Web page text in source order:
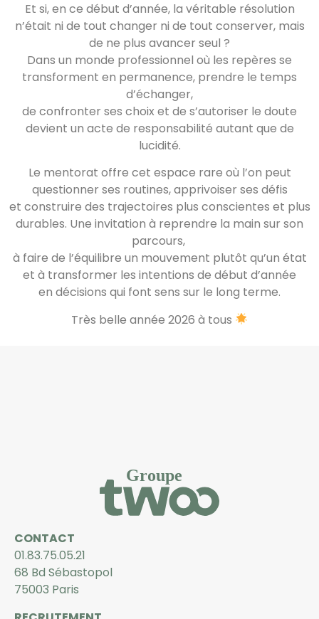
Et si, en ce début d’année, la véritable résolution
n’était ni de tout changer ni de tout conserver, mais
de ne plus avancer seul ?
Dans un monde professionnel où les repères se
transforment en permanence, prendre le temps
d’échanger,
de confronter ses choix et de s’autoriser le doute
devient un acte de responsabilité autant que de
lucidité.
Le mentorat offre cet espace rare où l’on peut
questionner ses routines, apprivoiser ses défis
et construire des trajectoires plus conscientes et plus
durables. Une invitation à reprendre la main sur son
parcours,
à faire de l’équilibre un mouvement plutôt qu’un état
et à transformer les intentions de début d’année
en décisions qui font sens sur le long terme.
Très belle année 2026 à tous
CONTACT
01.83.75.05.21
68 Bd Sébastopol
75003 Paris